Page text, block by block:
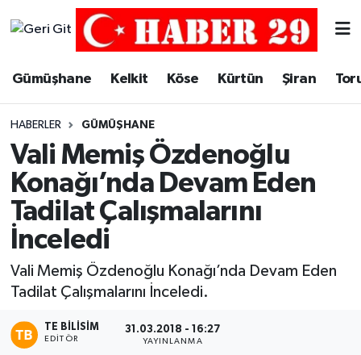
Gümüşhane Kelkit Köse Kürtün Şiran
HABERLER GÜMÜŞHANE
Vali Memiş Özdenoğlu
Konağı’nda Devam Eden
Tadilat Çalışmalarını
İnceledi
Vali Memiş Özdenoğlu Konağı’nda Devam Eden
Tadilat Çalışmalarını İnceledi.
TE BILISIM
EDITÖR
31.03.2018 - 16:27
YAYINLANMA
Merkez Trafik Yoğunluk Haritası
Süper Lig Puan Durumu ve Fikstür
Tüm Manşetler
Son Dakika Haberleri
Haber Arşivi